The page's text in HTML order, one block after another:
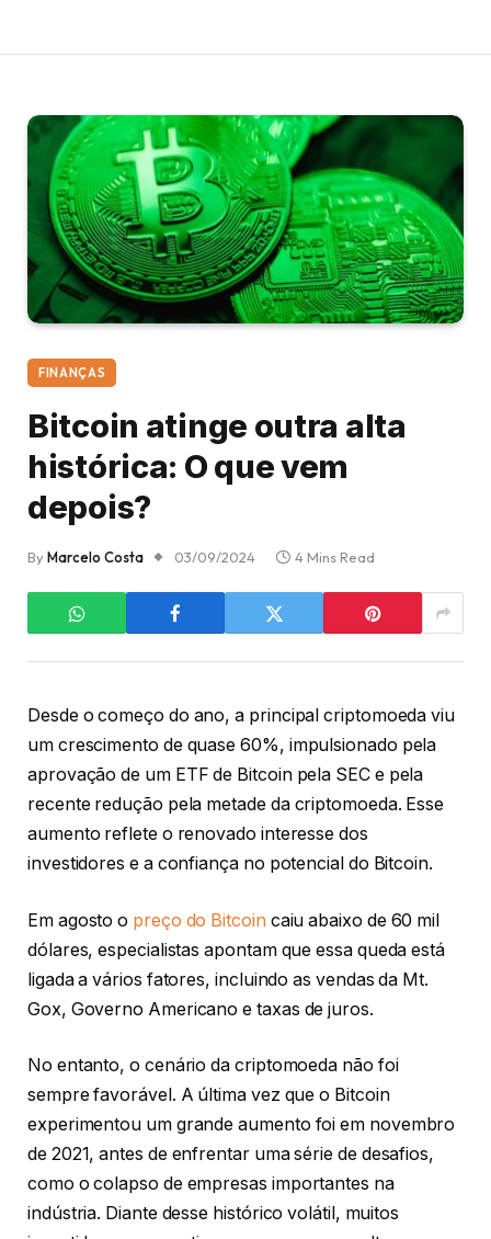
FINANÇAS
Bitcoin atinge outra alta
histórica: O que vem
depois?
ByMarcelo Costa 03/09/2024 4 Mins Read
Desde o começo do ano, a principal criptomoeda viu
um crescimento de quase 60%, impulsionado pela
aprovação de um ETF de Bitcoin pela SEC e pela
recente redução pela metade da criptomoeda. Esse
aumento reflete o renovado interesse dos
investidores e a confiança no potencial do Bitcoin.
Em agosto o preço do Bitcoin caiu abaixo de 60 mil
dólares, especialistas apontam que essa queda está
ligada a vários fatores, incluindo as vendas da Mt.
Gox, Governo Americano e taxas de juros.
No entanto, o cenário da criptomoeda não foi
sempre favorável. A última vez que o Bitcoin
experimentou um grande aumento foi em novembro
de 2021, antes de enfrentar uma série de desafios,
como o colapso de empresas importantes na
indústria. Diante desse histórico volátil, muitos